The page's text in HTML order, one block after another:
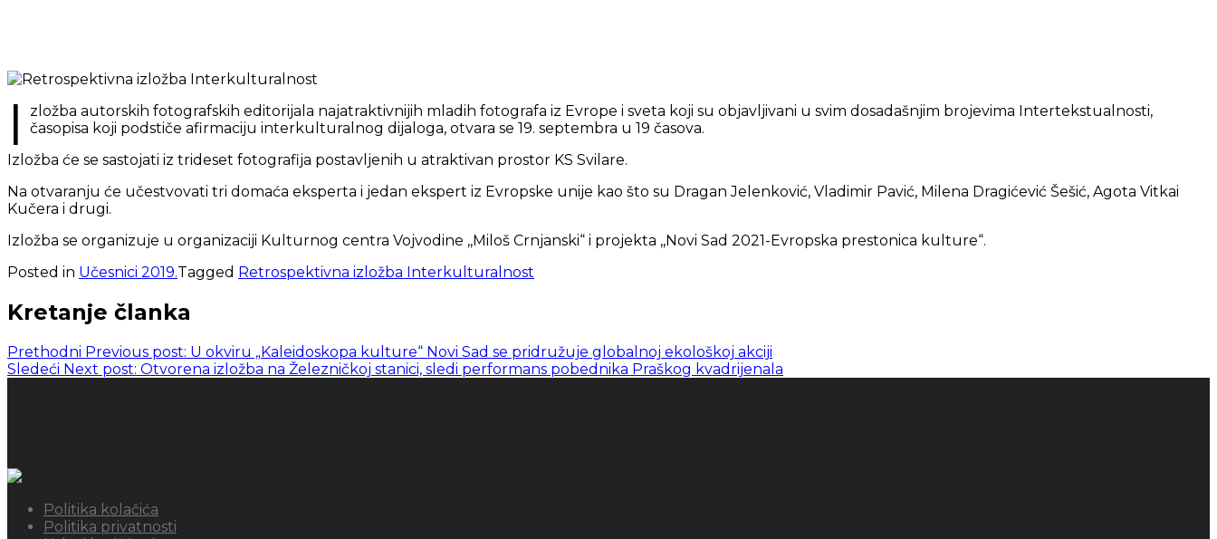
I
zložba autorskih fotografskih editorijala najatraktivnijih mladih fotografa iz Evrope i sveta koji su objavljivani u svim dosadašnjim brojevima Intertekstualnosti,
časopisa koji podstiče afirmaciju interkulturalnog dijaloga, otvara se 19. septembra u 19 časova.
Izložba će se sastojati iz trideset fotografija postavljenih u atraktivan prostor KS Svilare.
Na otvaranju će učestvovati tri domaća eksperta i jedan ekspert iz Evropske unije kao što su Dragan Jelenković, Vladimir Pavić, Milena Dragićević Šešić, Agota Vitkai
Kučera i drugi.
Izložba se organizuje u organizaciji Kulturnog centra Vojvodine ,,Miloš Crnjanski“ i projekta ,,Novi Sad 2021-Evropska prestonica kulture“.
Posted in Učesnici 2019.Tagged Retrospektivna izložba Interkulturalnost
Kretanje članka
Prethodni Previous post: U okviru „Kaleidoskopa kulture“ Novi Sad se pridružuje globalnoj ekološkoj akciji
Sledeći Next post: Otvorena izložba na Železničkoj stanici, sledi performans pobednika Praškog kvadrijenala
Politika kolačića
Politika privatnosti